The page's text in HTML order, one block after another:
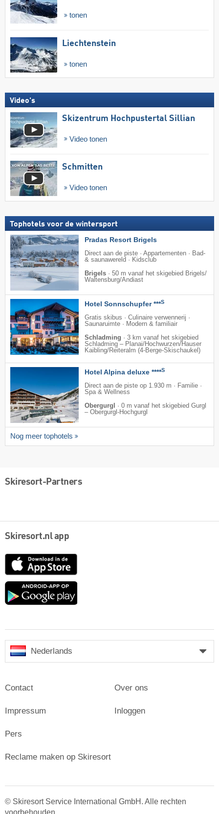
tonen
Liechtenstein
tonen
Video's
Skizentrum Hochpustertal Sillian
Video tonen
Schmitten
Video tonen
Tophotels voor de wintersport
Pradas Resort Brigels
Direct aan de piste · Appartementen · Bad-
& saunawereld · Kidsclub
Brigels · 50 m vanaf het skigebied Brigels/​
Waltensburg/​Andiast
Hotel Sonnschupfer ***S
Gratis skibus · Culinaire verwennerij ·
Saunaruimte · Modern & familiair
Schladming · 3 km vanaf het skigebied
Schladming – Planai/​Hochwurzen/​Hauser
Kaibling/​Reiteralm (4-Berge-Skischaukel)
Hotel Alpina deluxe ****S
Direct aan de piste op 1.930 m · Familie ·
Spa & Wellness
Obergurgl
· 0 m vanaf het skigebied Gurgl
– Obergurgl-Hochgurgl
Nog meer tophotels
Skiresort-Partners
Skiresort.nl app
App
Google
Nederlands
Contact
Impressum
Pers
Over ons
Inloggen
Reclame maken op Skiresort
© Skiresort Service International GmbH. Alle rechten
voorbehouden.